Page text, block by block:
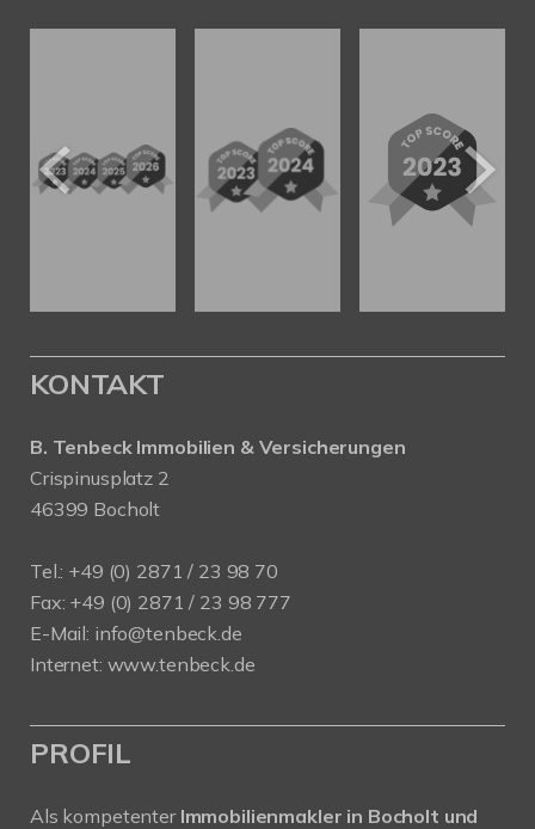
KONTAKT
B. Tenbeck Immobilien & Versicherungen
Crispinusplatz 2
46399 Bocholt
Tel.: +49 (0) 2871 / 23 98 70
Fax: +49 (0) 2871 / 23 98 777
E-Mail: info@tenbeck.de
Internet: www.tenbeck.de
PROFIL
Als kompetenter Immobilienmakler in Bocholt und